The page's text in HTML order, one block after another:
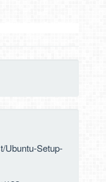
Ubuntu-Setup-